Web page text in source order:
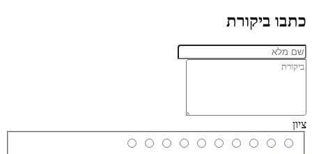
כתבו ביקורת
ציון